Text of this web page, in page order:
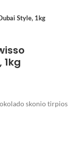
Style, 1kg
skonio tirpios